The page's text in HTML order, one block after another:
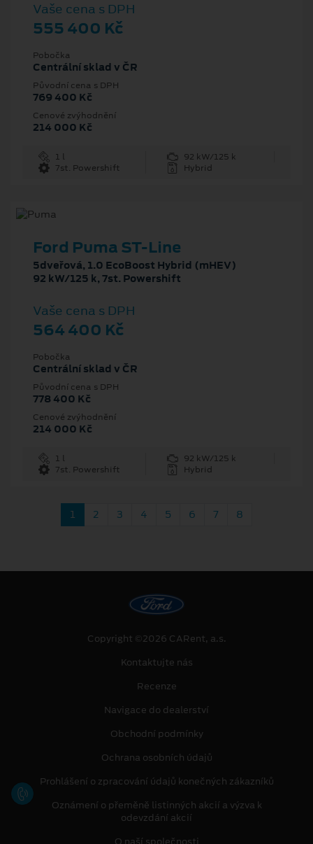
Vaše cena s DPH
555 400 Kč
Pobočka
Centrální sklad v ČR
Původní cena s DPH
769 400 Kč
Cenové zvýhodnění
214 000 Kč
1 l
92 kW/125 k
7st. Powershift
Hybrid
Ford Puma ST-Line
5dveřová, 1.0 EcoBoost Hybrid (mHEV)
92 kW/125 k, 7st. Powershift
Vaše cena s DPH
564 400 Kč
Pobočka
Centrální sklad v ČR
Původní cena s DPH
778 400 Kč
Cenové zvýhodnění
214 000 Kč
1 l
92 kW/125 k
7st. Powershift
Hybrid
1 2 3 4 5 6 7 8
Copyright ©2026 CARent, a.s.
Kontaktujte nás
Recenze
Navigace do dealerství
Obchodní podmínky
Ochrana osobních údajů
Prohlášení o zpracování údajů konečných zákazníků
Oznámení o přeměně listinných akcií a výzva k
odevzdání akcií